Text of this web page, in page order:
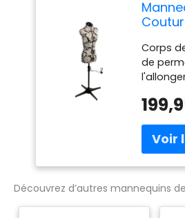
Gris |
(XS)
à 38]
Corps
de
tissu
dossier
pupitre
Épaule
Découvrez d’autres mannequins